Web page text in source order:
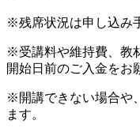
※残席状況は申し込み
※受講料や維持費、教
開始日前のご入金をお
※開講できない場合や
ます。